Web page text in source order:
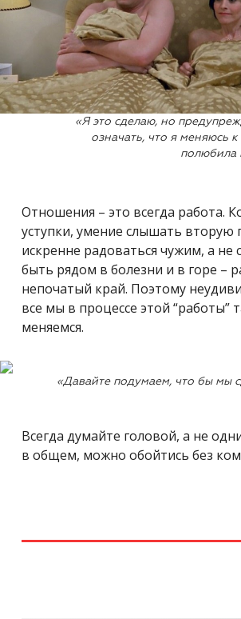
«Я это сделаю, но
означать, что я меняюсь
полюбила
Отношения – это всегда работа.
уступки, умение слышать вторую
искренне радоваться чужим, а не
быть рядом в болезни и в горе –
непочатый край. Поэтому
все мы в процессе этой “работы”
меняемся.
«Давайте подумаем, что бы мы
Всегда думайте головой, а не
в общем, можно обойтись без